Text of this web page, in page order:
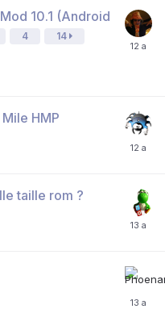
10.1 (Android
4 14
HMP
taille rom ?